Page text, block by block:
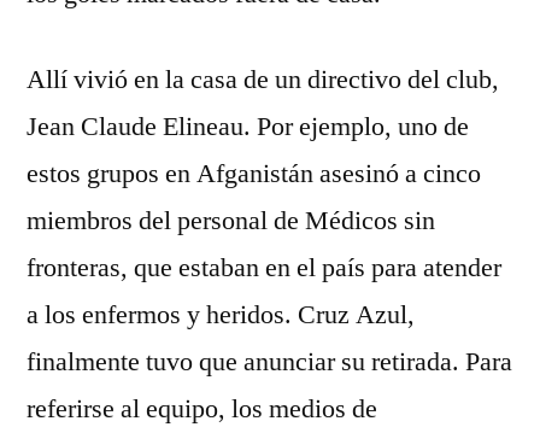
Allí vivió en la casa de un directivo del club,
Jean Claude Elineau. Por ejemplo, uno de
estos grupos en Afganistán asesinó a cinco
miembros del personal de Médicos sin
fronteras, que estaban en el país para atender
a los enfermos y heridos. Cruz Azul,
finalmente tuvo que anunciar su retirada. Para
referirse al equipo, los medios de